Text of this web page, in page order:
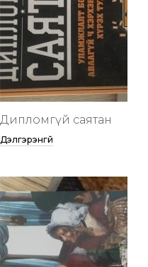
Дипломгүй саятан
Дэлгэрэнгүй